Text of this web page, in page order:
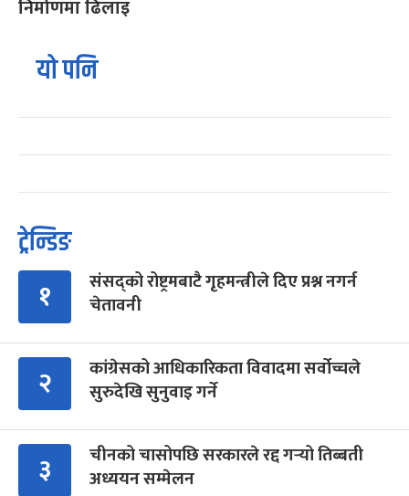
निर्माणमा ढिलाइ
यो पनि
ट्रेन्डिङ
१
संसद्को रोष्ट्रमबाटै गृहमन्त्रीले दिए प्रश्न नगर्न
चेतावनी
२
कांग्रेसको आधिकारिकता विवादमा सर्वोच्चले
सुरुदेखि सुनुवाइ गर्ने
३
चीनको चासोपछि सरकारले रद्द गर्‍यो तिब्बती
अध्ययन सम्मेलन